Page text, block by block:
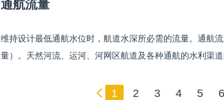
通航流量
维持设计最低通航水位时，航道水深所必需的流量。通航
量）。天然河流、运河、河网区航道及各种通航的水利渠
1 2 3 4 5 6